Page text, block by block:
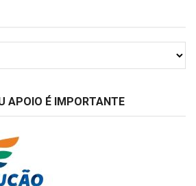
APOIO É IMPORTANTE